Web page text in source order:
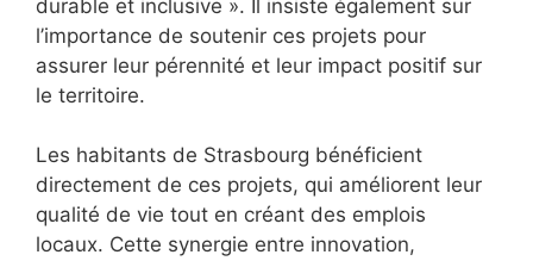
durable et inclusive ». Il insiste également sur
l’importance de soutenir ces projets pour
assurer leur pérennité et leur impact positif sur
le territoire.
Les habitants de Strasbourg bénéficient
directement de ces projets, qui améliorent leur
qualité de vie tout en créant des emplois
locaux. Cette synergie entre innovation,